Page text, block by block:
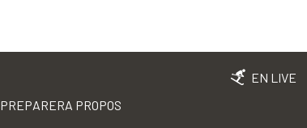
EN LIVE
PREPARERA PROPOS